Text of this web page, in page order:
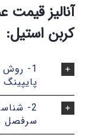
آنالیز قیمت
کربن استیل:
1- روش
پایپینگ
2-
سرفصل